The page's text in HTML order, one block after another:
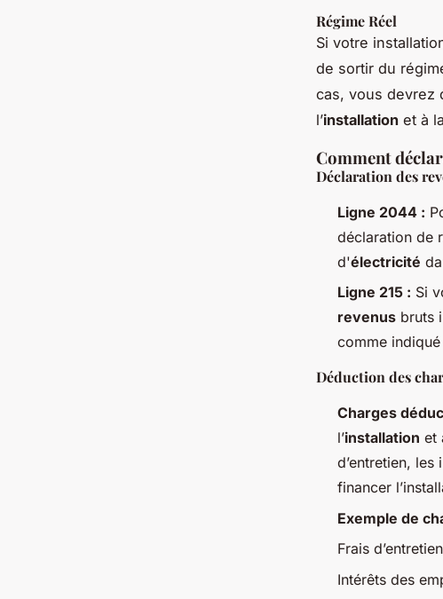
Régime Réel
Si votre
de sortir du
cas, vous devrez
l’installation et à la
Comment
Déclaration des
Ligne 2044 :
déclaration de
d'électricité
Ligne 215 : Si
revenus bruts
comme
Déduction des
Charges
l’installation et
d’entretien,
financer
Exemple de
Frais
Intérêts des